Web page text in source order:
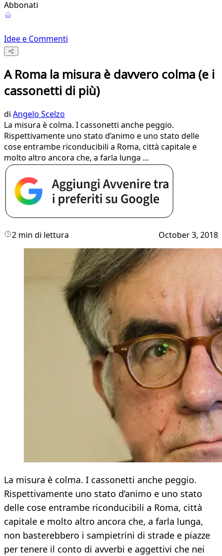
Abbonati
Idee e Commenti
A Roma la misura è davvero colma (e i
cassonetti di più)
di Angelo Scelzo
La misura è colma. I cassonetti anche peggio.
Rispettivamente uno stato d’animo e uno stato delle
cose entrambe riconducibili a Roma, città capitale e
molto altro ancora che, a farla lunga ...
2 min di lettura October 3, 2018
La misura è colma. I cassonetti anche peggio.
Rispettivamente uno stato d’animo e uno stato
delle cose entrambe riconducibili a Roma, città
capitale e molto altro ancora che, a farla lunga,
non basterebbero i sampietrini di strade e piazze
per tenere il conto di avverbi e aggettivi che nei